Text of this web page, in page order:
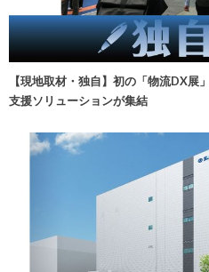
【現地取材・独自】初の「物流DX展
支援ソリューションが集結